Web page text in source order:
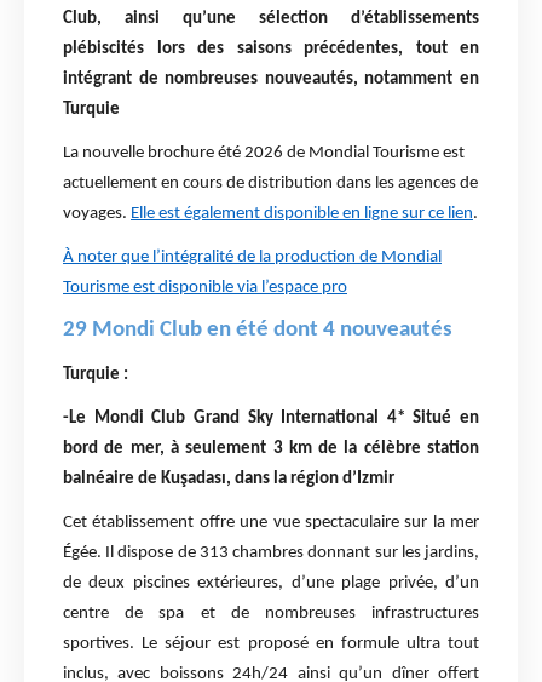
Club, ainsi qu’une sélection d’établissements
plébiscités lors des saisons précédentes, tout en
intégrant de nombreuses nouveautés, notamment en
Turquie
La nouvelle brochure été 2026 de Mondial Tourisme est
actuellement en cours de distribution dans les agences de
voyages. Elle est également disponible en ligne sur ce lien.
À noter que l’intégralité de la production de Mondial
Tourisme est disponible via l’espace pro
29 Mondi Club en été dont 4 nouveautés
Turquie :
-Le Mondi Club Grand Sky International 4* Situé en
bord de mer, à seulement 3 km de la célèbre station
balnéaire de Kuşadası, dans la région d’Izmir
Cet établissement offre une vue spectaculaire sur la mer
Égée. Il dispose de 313 chambres donnant sur les jardins,
de deux piscines extérieures, d’une plage privée, d’un
centre de spa et de nombreuses infrastructures
sportives. Le séjour est proposé en formule ultra tout
inclus, avec boissons 24h/24 ainsi qu’un dîner offert